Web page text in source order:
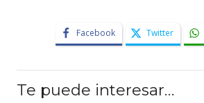
Facebook Twitter
Te puede interesar…